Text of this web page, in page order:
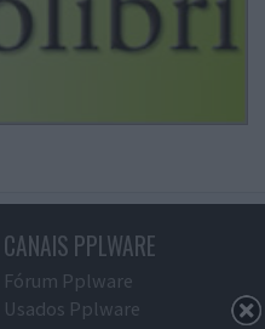
CANAIS PPLWARE
Fórum Pplware
Usados Pplware